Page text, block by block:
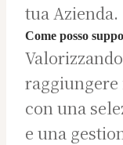
tua Azienda.
Come posso
con una
e una